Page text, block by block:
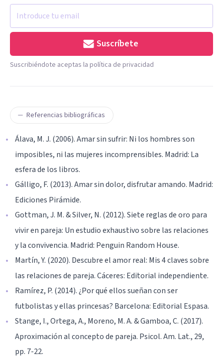
Suscríbete
Suscribiéndote aceptas la política de privacidad
Referencias bibliográficas
Álava, M. J. (2006). Amar sin sufrir: Ni los hombres son
imposibles, ni las mujeres incomprensibles. Madrid: La
esfera de los libros.
Gálligo, F. (2013). Amar sin dolor, disfrutar amando. Madrid:
Ediciones Pirámide.
Gottman, J. M. & Silver, N. (2012). Siete reglas de oro para
vivir en pareja: Un estudio exhaustivo sobre las relaciones
y la convivencia. Madrid: Penguin Random House.
Martín, Y. (2020). Descubre el amor real: Mis 4 claves sobre
las relaciones de pareja. Cáceres: Editorial independiente.
Ramírez, P. (2014). ¿Por qué ellos sueñan con ser
futbolistas y ellas princesas? Barcelona: Editorial Espasa.
Stange, I., Ortega, A., Moreno, M. A. & Gamboa, C. (2017).
Aproximación al concepto de pareja. Psicol. Am. Lat., 29,
pp. 7-22.